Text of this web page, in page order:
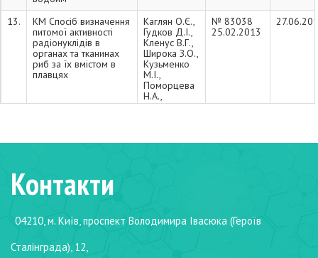
13.
КМ Спосіб визначення
питомої активності
радіонуклідів в
органах та тканинах
риб за їх вмістом в
плавцях
Каглян О.Є.,
Гудков Д.І.,
Кленус В.Г.,
Широка З.О.,
Кузьменко
М.І.,
Поморцева
Н.А.,
Яблонська
№ 83038
25.02.2013
14.
наявності
небезпечних
організмів у водоймі
прогнозування змін у
Контакти
04210, м. Київ, проспект Володимира Івасюка (Героїв
Сталінграда), 12,